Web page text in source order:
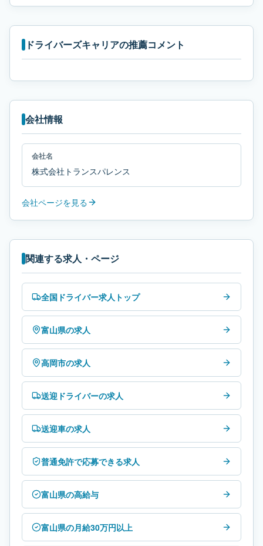
ドライバーズキャリアの推薦コメント
会社情報
会社名
株式会社トランスパレンス
会社ページを見る
関連する求人・ページ
全国ドライバー求人トップ
富山県の求人
高岡市の求人
送迎ドライバーの求人
送迎車の求人
普通免許で応募できる求人
富山県の高給与
富山県の月給30万円以上